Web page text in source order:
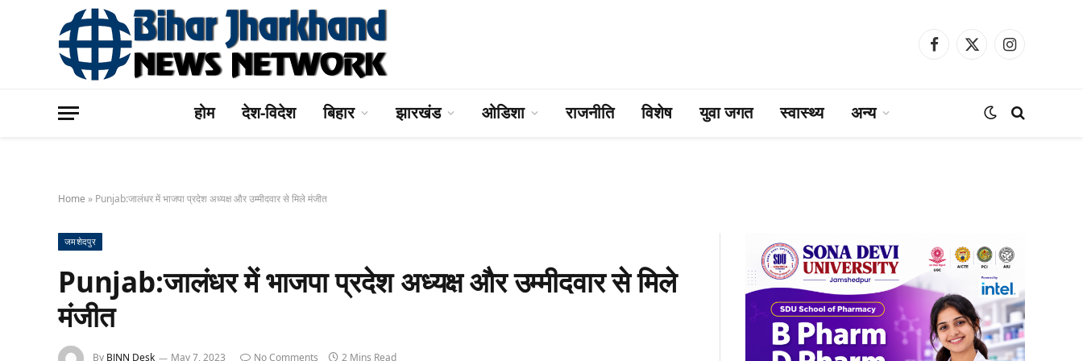
Facebook
X
Instagram
होम देश-विदेश बिहार झारखंड ओडिशा राजनीति विशेष युवा जगत स्वास्थ्य अन्य
Home » Punjab:जालंधर में भाजपा प्रदेश अध्यक्ष और उम्मीदवार से मिले मंजीत
जमशेदपुर
Punjab:जालंधर में भाजपा प्रदेश अध्यक्ष और उम्मीदवार से मिले
मंजीत
By BJNN Desk May 7, 2023 No Comments 2 Mins Read